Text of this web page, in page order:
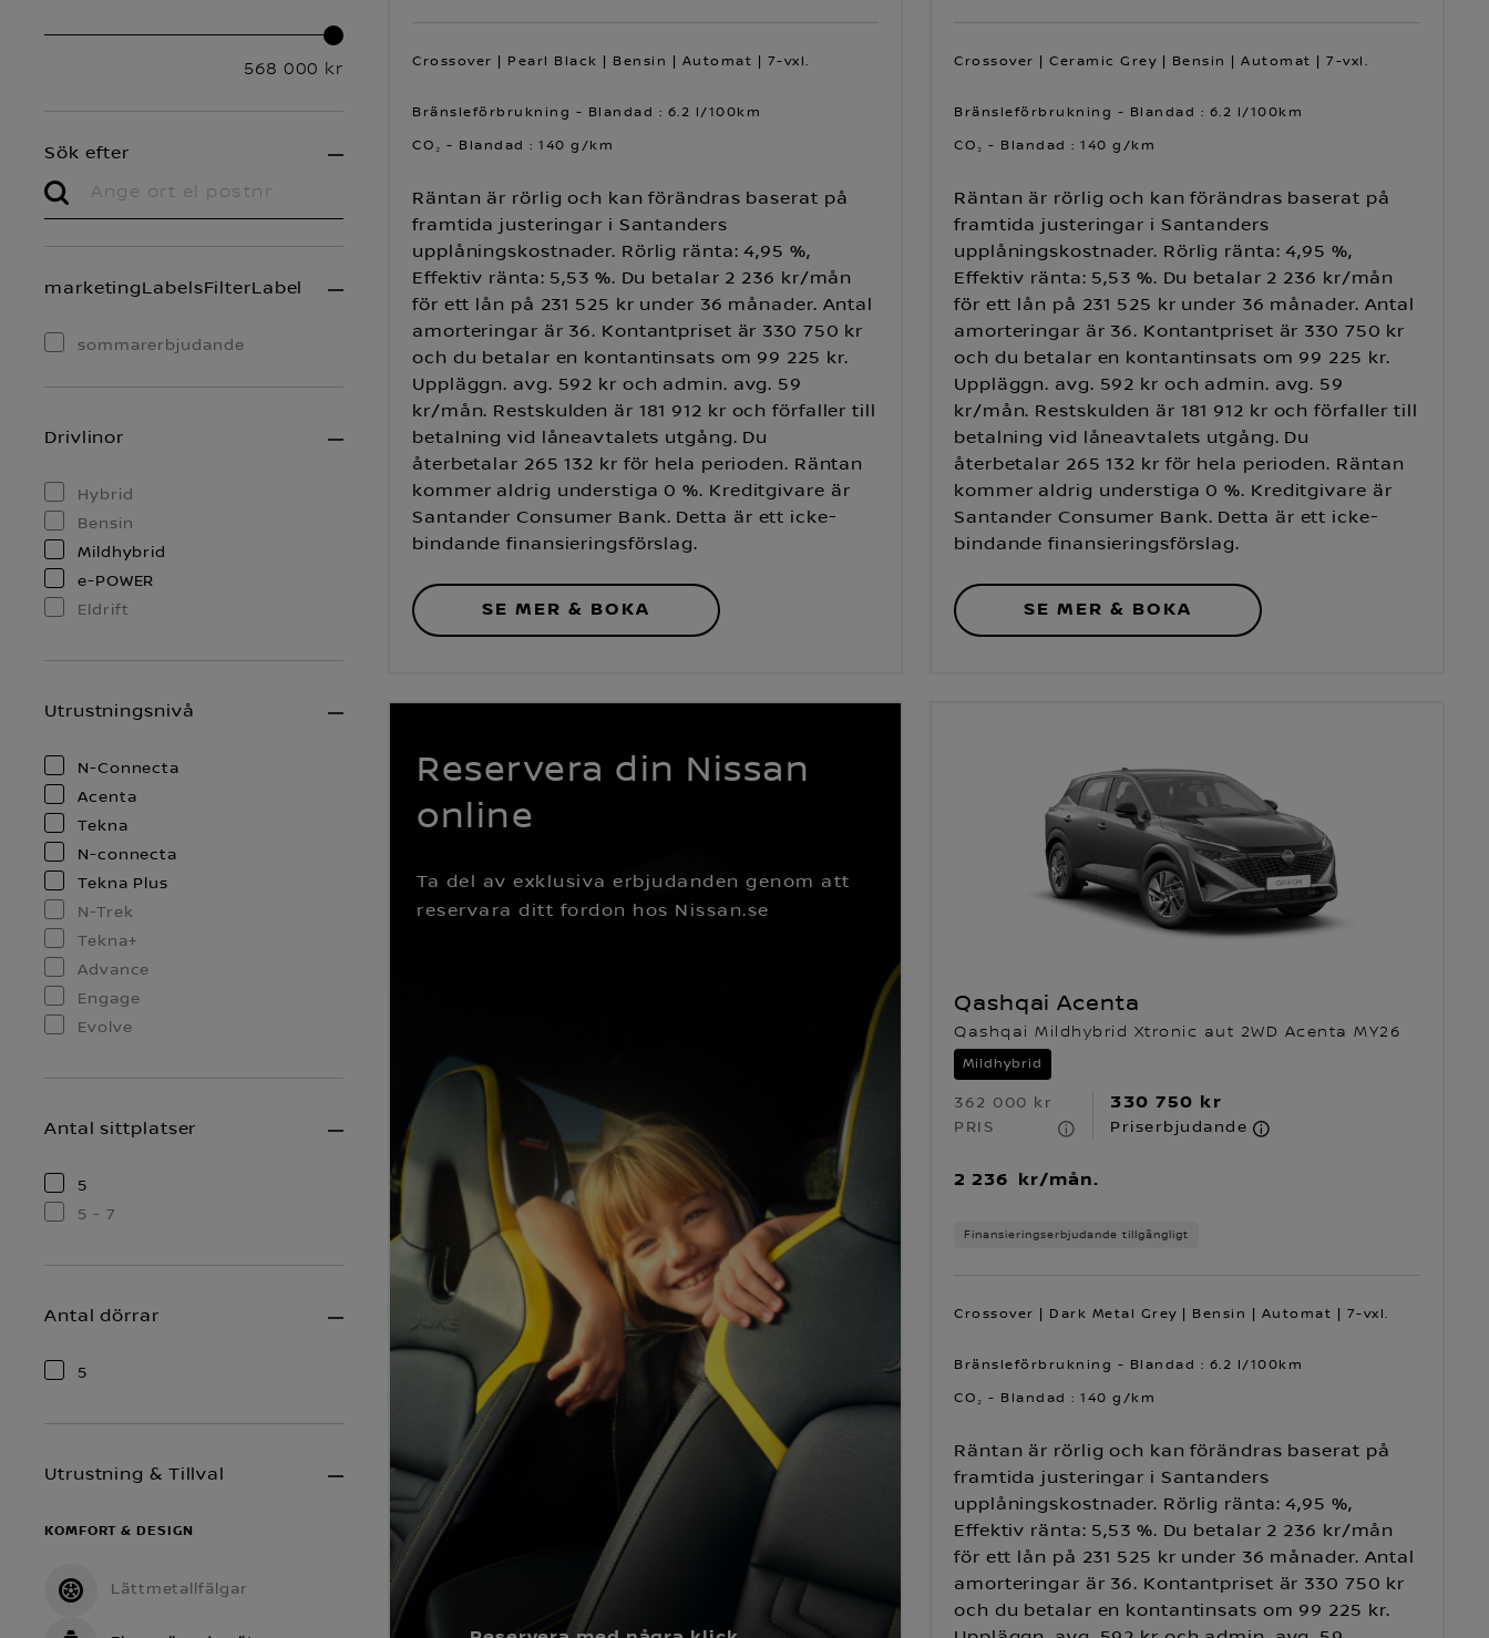
568 000 kr
Sök efter
marketingLabelsFilterLabel
sommarerbjudande
Drivlinor
Hybrid
Bensin
Mildhybrid
e-POWER
Eldrift
Utrustningsnivå
N-Connecta
Acenta
Tekna
N-connecta
Tekna Plus
N-Trek
Tekna+
Advance
Engage
Evolve
Antal sittplatser
5
5 - 7
Antal dörrar
5
Utrustning & Tillval
KOMFORT & DESIGN
Lättmetallfälgar
Crossover | Pearl Black | Bensin | Automat | 7-vxl.
Bränsleförbrukning - Blandad : 6.2 l/100km
CO₂ - Blandad : 140 g/km
Räntan är rörlig och kan förändras baserat på
framtida justeringar i Santanders
upplåningskostnader. Rörlig ränta: 4,95 %,
Effektiv ränta: 5,53 %. Du betalar 2 236 kr/mån
för ett lån på 231 525 kr under 36 månader. Antal
amorteringar är 36. Kontantpriset är 330 750 kr
och du betalar en kontantinsats om 99 225 kr.
Uppläggn. avg. 592 kr och admin. avg. 59
kr/mån. Restskulden är 181 912 kr och förfaller till
betalning vid låneavtalets utgång. Du
återbetalar 265 132 kr för hela perioden. Räntan
kommer aldrig understiga 0 %. Kreditgivare är
Santander Consumer Bank. Detta är ett icke-
bindande finansieringsförslag.
SE MER & BOKA
Crossover | Ceramic Grey | Bensin | Automat | 7-vxl.
Bränsleförbrukning - Blandad : 6.2 l/100km
CO₂ - Blandad : 140 g/km
Räntan är rörlig och kan förändras baserat på
framtida justeringar i Santanders
upplåningskostnader. Rörlig ränta: 4,95 %,
Effektiv ränta: 5,53 %. Du betalar 2 236 kr/mån
för ett lån på 231 525 kr under 36 månader. Antal
amorteringar är 36. Kontantpriset är 330 750 kr
och du betalar en kontantinsats om 99 225 kr.
Uppläggn. avg. 592 kr och admin. avg. 59
kr/mån. Restskulden är 181 912 kr och förfaller till
betalning vid låneavtalets utgång. Du
återbetalar 265 132 kr för hela perioden. Räntan
kommer aldrig understiga 0 %. Kreditgivare är
Santander Consumer Bank. Detta är ett icke-
bindande finansieringsförslag.
SE MER & BOKA
Reservera din Nissan
online
Ta del av exklusiva erbjudanden genom att
reservara ditt fordon hos Nissan.se
Qashqai Acenta
Qashqai Mildhybrid Xtronic aut 2WD Acenta MY26
Mildhybrid
362 000 kr
PRIS
330 750 kr
Priserbjudande
2 236 kr/mån.
Finansieringserbjudande tillgängligt
Crossover | Dark Metal Grey | Bensin | Automat | 7-vxl.
Bränsleförbrukning - Blandad : 6.2 l/100km
CO₂ - Blandad : 140 g/km
Räntan är rörlig och kan förändras baserat på
framtida justeringar i Santanders
upplåningskostnader. Rörlig ränta: 4,95 %,
Effektiv ränta: 5,53 %. Du betalar 2 236 kr/mån
för ett lån på 231 525 kr under 36 månader. Antal
amorteringar är 36. Kontantpriset är 330 750 kr
och du betalar en kontantinsats om 99 225 kr.